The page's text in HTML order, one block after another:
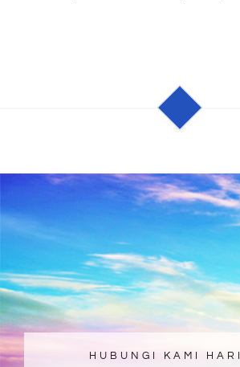
HUBUNGI KAMI